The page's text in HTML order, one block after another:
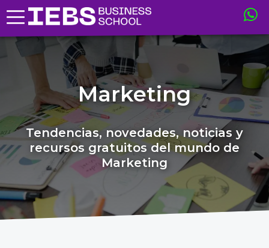
Marketing
Tendencias, novedades, noticias y
recursos gratuitos del mundo de
Marketing